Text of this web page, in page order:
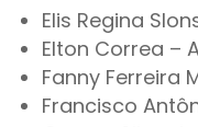
Elis Regina
Elton Correa –
Fanny Ferreira
Francisco